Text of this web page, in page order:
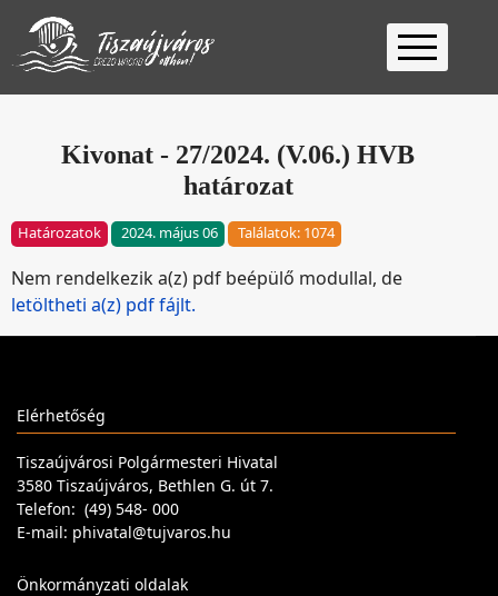
Kezdőlap
Ügyfélfogadás
Kivonat - 27/2024. (V.06.) HVB
határozat
Határozatok 2024. május 06 Találatok: 1074
Nem rendelkezik a(z) pdf beépülő modullal, de
letöltheti a(z) pdf fájlt.
Elérhetőség
Tiszaújvárosi Polgármesteri Hivatal
3580 Tiszaújváros, Bethlen G. út 7.
Telefon: (49) 548- 000
E-mail: phivatal@tujvaros.hu
Önkormányzati oldalak